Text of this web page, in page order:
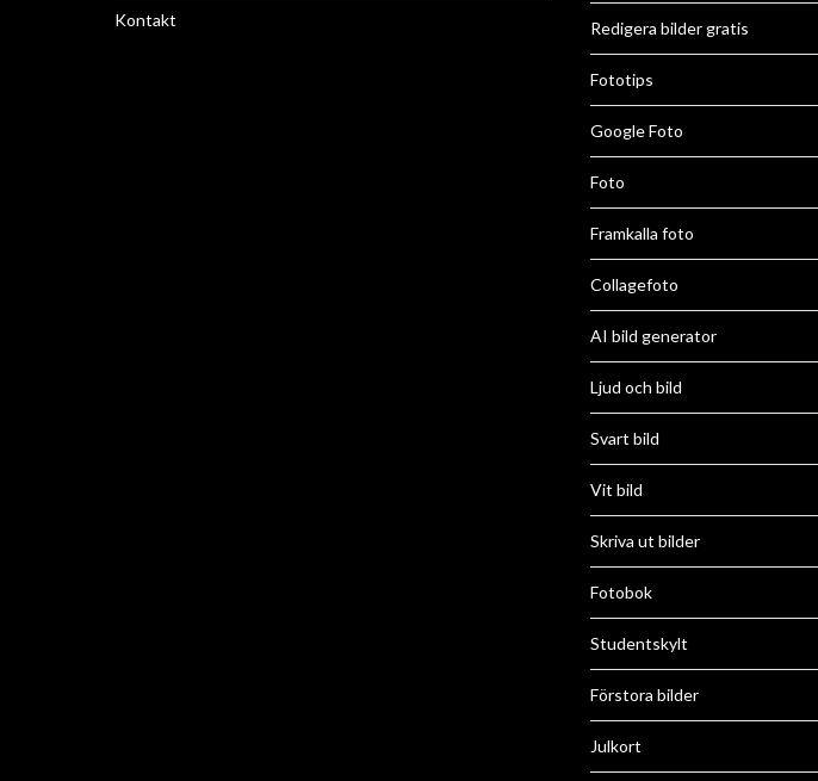
Kontakt Redigera bilder gratis
Fototips
Google Foto
Foto
Framkalla foto
Collagefoto
AI bild generator
Ljud och bild
Svart bild
Vit bild
Skriva ut bilder
Fotobok
Studentskylt
Förstora bilder
Julkort